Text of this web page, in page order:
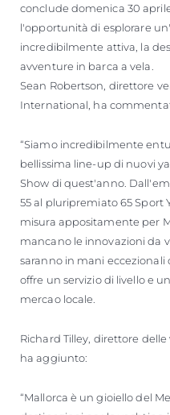
conclude domenica 30
l'opportunità di esplorare
incredibilmente attiva, la
avventure in barca a vela.
Sean Robertson, direttore
International, ha
“Siamo incredibilmente
bellissima line-up di nuovi
Show di quest'anno.
55 al pluripremiato 65 Sport
misura appositamente per
mancano le innovazioni da
saranno in mani eccezionali
offre un servizio di livello e
mercao locale.
Richard Tilley, direttore
ha aggiunto:
“Mallorca è un gioiello del